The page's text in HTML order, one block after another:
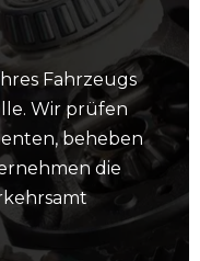
Fahrzeugs
Wir prüfen
beheben
die